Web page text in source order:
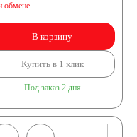
обмене
В корзину
Купить в 1 клик
Под заказ 2 дня